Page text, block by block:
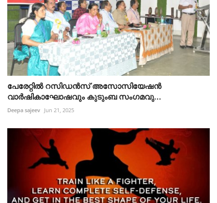
പേരേറ്റിൽ റസിഡൻസ് അസോസിയേഷൻ
വാർഷികാഘോഷവും കുടുംബ സംഗമവു...
Deepa sajeev Jun 21, 2025